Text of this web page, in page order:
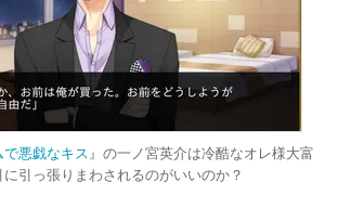
悪戯なキス』の一ノ宮英介は冷酷なオレ様大富
に引っ張りまわされるのがいいのか？